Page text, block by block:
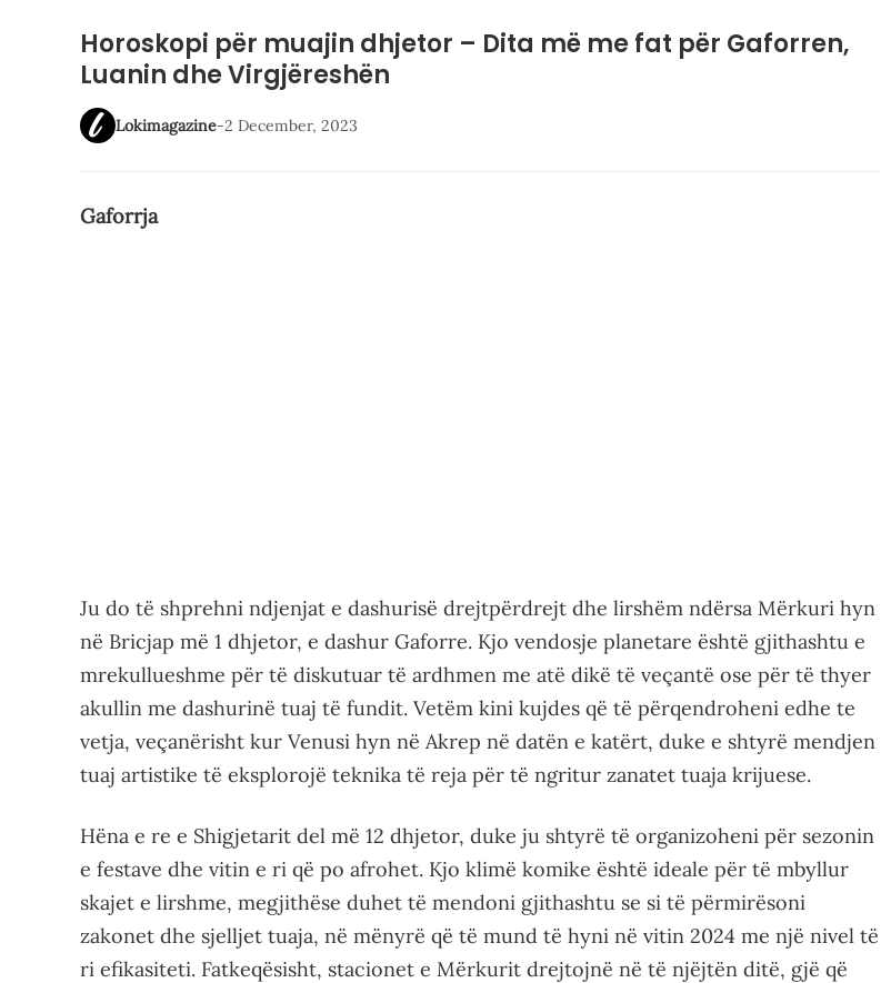
Horoskopi për muajin dhjetor – Dita më me fat për Gaforren,
Luanin dhe Virgjëreshën
Lokimagazine-2 December, 2023
Gaforrja
Ju do të shprehni ndjenjat e dashurisë drejtpërdrejt dhe lirshëm ndërsa Mërkuri hyn
në Bricjap më 1 dhjetor, e dashur Gaforre. Kjo vendosje planetare është gjithashtu e
mrekullueshme për të diskutuar të ardhmen me atë dikë të veçantë ose për të thyer
akullin me dashurinë tuaj të fundit. Vetëm kini kujdes që të përqendroheni edhe te
vetja, veçanërisht kur Venusi hyn në Akrep në datën e katërt, duke e shtyrë mendjen
tuaj artistike të eksplorojë teknika të reja për të ngritur zanatet tuaja krijuese.
Hëna e re e Shigjetarit del më 12 dhjetor, duke ju shtyrë të organizoheni për sezonin
e festave dhe vitin e ri që po afrohet. Kjo klimë komike është ideale për të mbyllur
skajet e lirshme, megjithëse duhet të mendoni gjithashtu se si të përmirësoni
zakonet dhe sjelljet tuaja, në mënyrë që të mund të hyni në vitin 2024 me një nivel të
ri efikasiteti. Fatkeqësisht, stacionet e Mërkurit drejtojnë në të njëjtën ditë, gjë që